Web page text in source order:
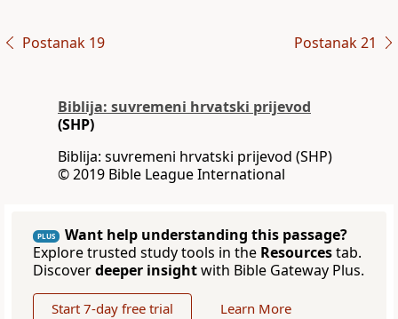
Postanak 19 Postanak 21
Biblija: suvremeni hrvatski prijevod
(SHP)
Biblija: suvremeni hrvatski prijevod (SHP)
© 2019 Bible League International
PLUS
Want help understanding this passage?
Explore trusted study tools in the Resourcestab.
Discoverdeeper insightwith Bible Gateway Plus.
Start 7-day free trial Learn More